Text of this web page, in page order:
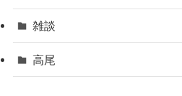
雑談
高尾